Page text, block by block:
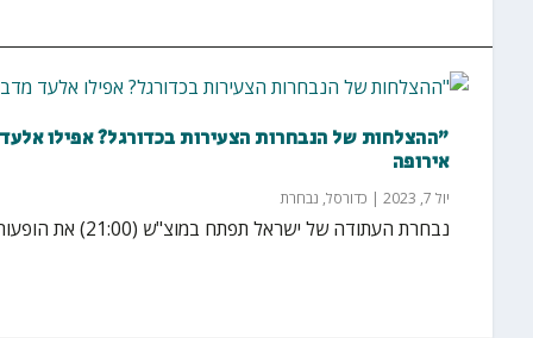
"ההצלחות של הנבחרות הצעירות בכדורגל? אפילו
אירופה
יול 7, 2023 | כדורסל, נבחרת
נבחרת העתודה של ישראל תפתח במוצ"ש (21:00) את הופעותיה באליפות אירופה שתיערך בכרתים שביוון,...